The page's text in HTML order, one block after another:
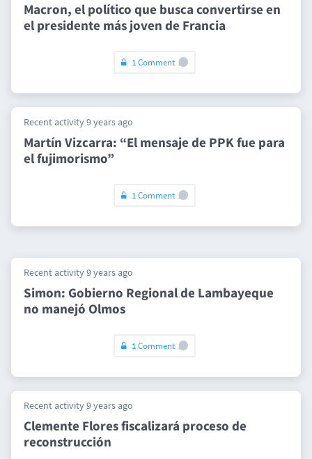
Macron, el político que busca convertirse en
el presidente más joven de Francia
1 Comment
Recent activity 9 years ago
Martín Vizcarra: “El mensaje de PPK fue para
el fujimorismo”
1 Comment
Recent activity 9 years ago
Simon: Gobierno Regional de Lambayeque
no manejó Olmos
1 Comment
Recent activity 9 years ago
​Clemente Flores fiscalizará proceso de
reconstrucción